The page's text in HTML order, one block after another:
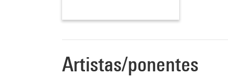
Artistas/ponentes